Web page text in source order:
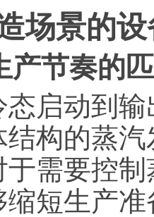
场景的
产节奏的
启动到
构的蒸
需要控
缩短生产